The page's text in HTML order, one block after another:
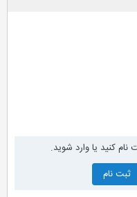
کنید یا وارد شوید.
ثبت نام